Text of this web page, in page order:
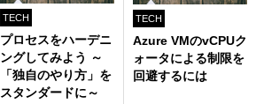
TECH
プロセスをハーデニ
ングしてみよう ～
「独自のやり方」を
スタンダードに～
TECH
Azure VMのvCPUク
ォータによる制限を
回避するには